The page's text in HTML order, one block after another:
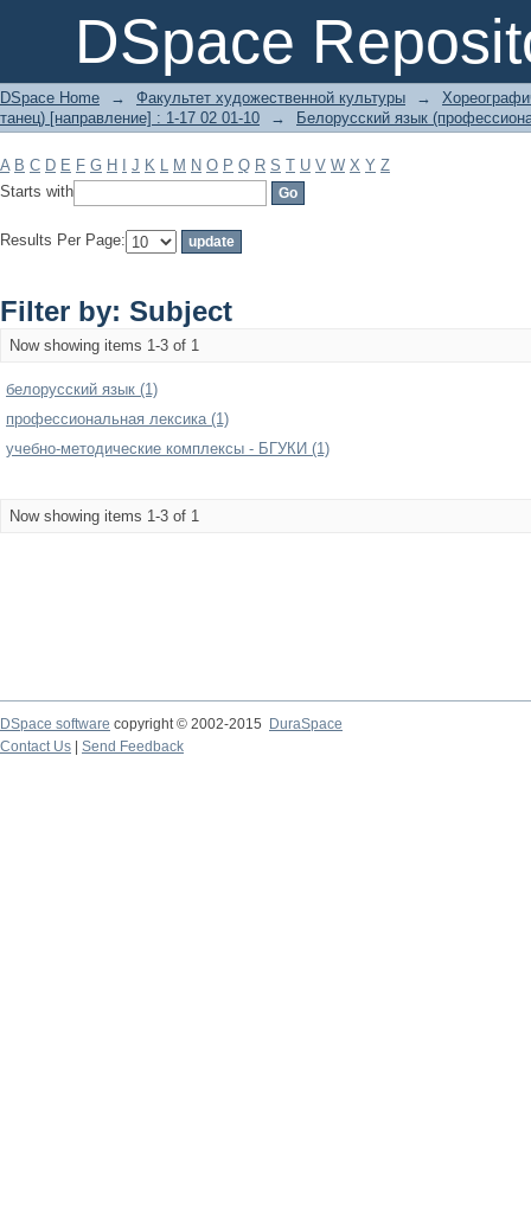
DSpace
Filter by: Subject
DSpace Home → Факультет художественной культуры →
танец) [направление] : 1-17 02 01-10
→ Белорусский язык
A B C D E F G H J K L M N O P Q R S T U V W X Y Z
Starts with
Results Per Page:
Filter by: Subject
Now showing items 1-3 of 1
белорусский язык (1)
профессиональная лексика (1)
учебно-методические комплексы - БГУКИ (1)
Now showing items 1-3 of 1
DSpace software copyright © 2002-2015
DuraSpace
Contact Us
Send Feedback